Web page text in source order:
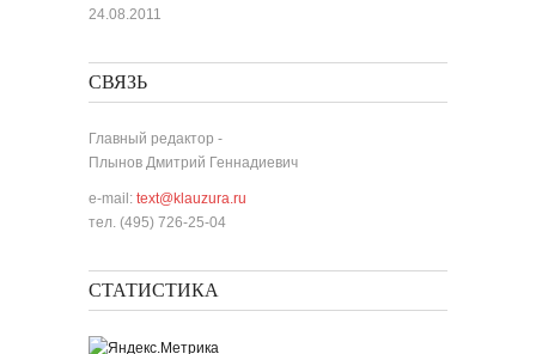
24.08.2011
СВЯЗЬ
Главный редактор -
Плынов Дмитрий Геннадиевич
e-mail: text@klauzura.ru
тел. (495) 726-25-04
СТАТИСТИКА